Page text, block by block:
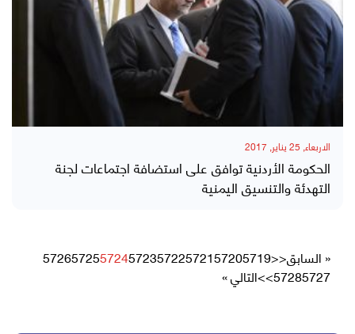
الاربعاء, 25 يناير, 2017
الحكومة الأردنية توافق على استضافة اجتماعات لجنة
التهدئة والتنسيق اليمنية
« السابق<<
5719
5720
5721
5722
5723
5724
5725
5726
5727
5728
>>التالي »